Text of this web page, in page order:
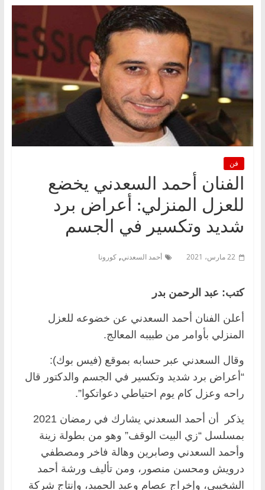
فن
الفنان أحمد السعدني يخضع
للعزل المنزلي: أعراض برد
شديد وتكسير في الجسم
22 مارس، 2021 أحمد السعدني, كورونا
كتب: عبد الرحمن بدر
أعلن الفنان أحمد السعدني عن خضوعه للعزل
المنزلي بأوامر من طبيبه المعالج.
وقال السعدني عبر حسابه بموقع (فيس بوك):
“أعراض برد شديد وتكسير في الجسم والدكتور قال
راحه وعزل كام يوم احتياطي دعواتكوا”.
يذكر أن أحمد السعدني يشارك في رمضان 2021
بمسلسل “زي البيت الوقف” وهو من بطولة زينة
وأحمد السعدني وصابرين وهالة فاخر ومصطفي
درويش ومحسن منصور، ومن تأليف ورشة أحمد
الشخيبي، وإخراج عصام وعبد الحميد، وإنتاج شركة